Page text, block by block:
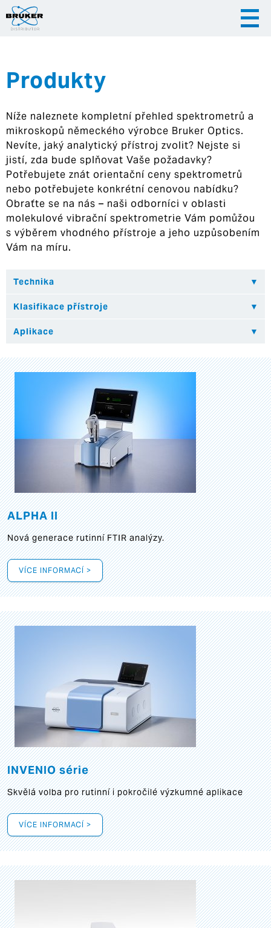
|
Hrvatska
Produkty
Níže naleznete kompletní přehled spektrometrů a
mikroskopů německého výrobce Bruker Optics.
Nevíte, jaký analytický přístroj zvolit? Nejste si
jistí, zda bude splňovat Vaše požadavky?
Potřebujete znát orientační ceny spektrometrů
nebo potřebujete konkrétní cenovou nabídku?
Obraťte se na nás – naši odborníci v oblasti
molekulové vibrační spektrometrie Vám pomůžou
s výběrem vhodného přístroje a jeho uzpůsobením
Vám na míru.
ALPHA II
Nová generace rutinní FTIR analýzy.
VÍCE INFORMACÍ >
INVENIO série
Skvělá volba pro rutinní i pokročilé výzkumné aplikace
VÍCE INFORMACÍ >